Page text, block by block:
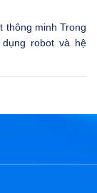
thông minh Trong
robot và hệ